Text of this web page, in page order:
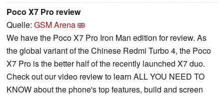
Poco X7 Pro review
Quelle: GSM Arena
We have the Poco X7 Pro Iron Man edition for review. As
the global variant of the Chinese Redmi Turbo 4, the Poco
X7 Pro is the better half of the recently launched X7 duo.
Check out our video review to learn ALL YOU NEED TO
KNOW about the phone's top features, build and screen